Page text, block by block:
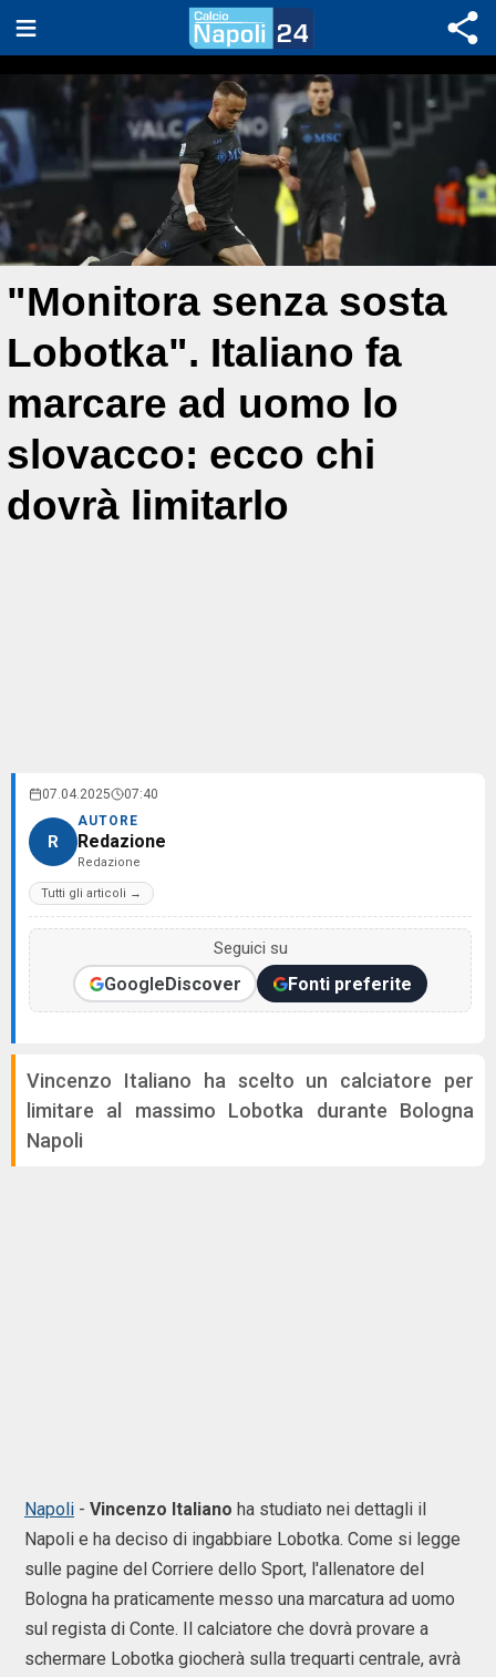
"Monitora senza sosta
Lobotka". Italiano fa
marcare ad uomo lo
slovacco: ecco chi
dovrà limitarlo
07.04.2025 07:40
R
AUTORE
Redazione
Redazione
Tutti gli articoli →
Seguici su
GoogleDiscover Fonti preferite
Vincenzo Italiano ha scelto un calciatore per
limitare al massimo Lobotka durante Bologna
Napoli
Napoli - Vincenzo Italiano ha studiato nei dettagli il
Napoli e ha deciso di ingabbiare Lobotka. Come si legge
sulle pagine del Corriere dello Sport, l'allenatore del
Bologna ha praticamente messo una marcatura ad uomo
sul regista di Conte. Il calciatore che dovrà provare a
schermare Lobotka giocherà sulla trequarti centrale, avrà